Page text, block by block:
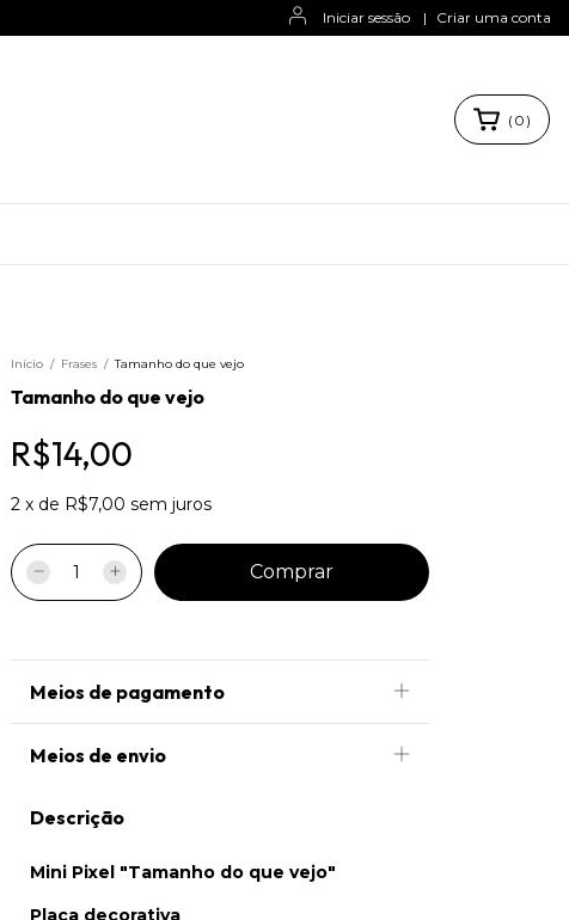
Iniciar sessão | Criar uma conta
( 0 )
Início / Frases / Tamanho do que vejo
Tamanho do que vejo
R$14,00
2 x de R$7,00 sem juros
Meios de pagamento
Meios de envio
Descrição
Mini Pixel "Tamanho do que vejo"
Placa decorativa